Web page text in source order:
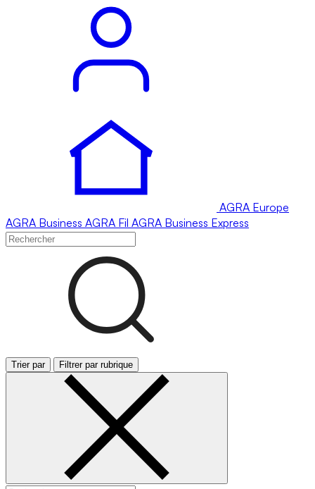
AGRA Europe
AGRA Business AGRA Fil AGRA Business Express
Trier par Filtrer par rubrique